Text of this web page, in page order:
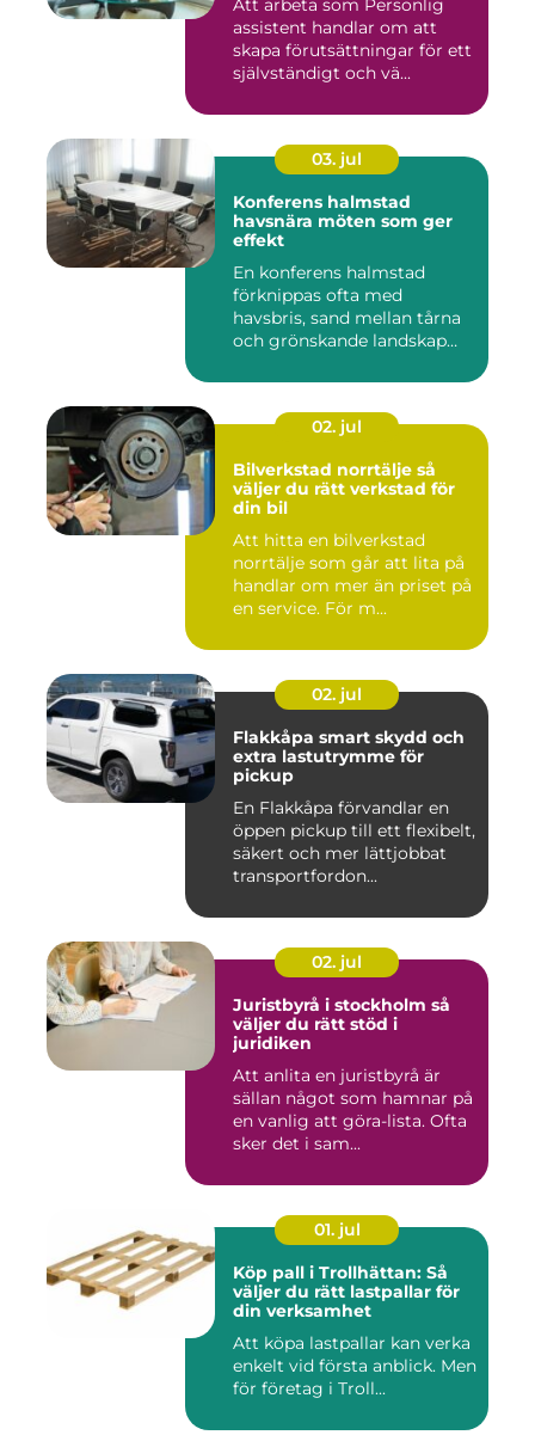
Att arbeta som Personlig
assistent handlar om att
skapa förutsättningar för ett
självständigt och vä...
03. jul
Konferens halmstad
havsnära möten som ger
effekt
En konferens halmstad
förknippas ofta med
havsbris, sand mellan tårna
och grönskande landskap
02. jul
Bilverkstad norrtälje så
väljer du rätt verkstad för
din bil
Att hitta en bilverkstad
norrtälje som går att lita på
handlar om mer än priset på
en service. För m...
02. jul
Flakkåpa smart skydd och
extra lastutrymme för
pickup
En Flakkåpa förvandlar en
öppen pickup till ett flexibelt,
säkert och mer lättjobbat
transportfordon...
02. jul
Juristbyrå i stockholm så
väljer du rätt stöd i
juridiken
Att anlita en juristbyrå är
sällan något som hamnar på
en vanlig att göra-lista. Ofta
sker det i sam...
01. jul
Köp pall i Trollhättan: Så
väljer du rätt lastpallar för
din verksamhet
Att köpa lastpallar kan verka
enkelt vid första anblick. Men
för företag i Troll...